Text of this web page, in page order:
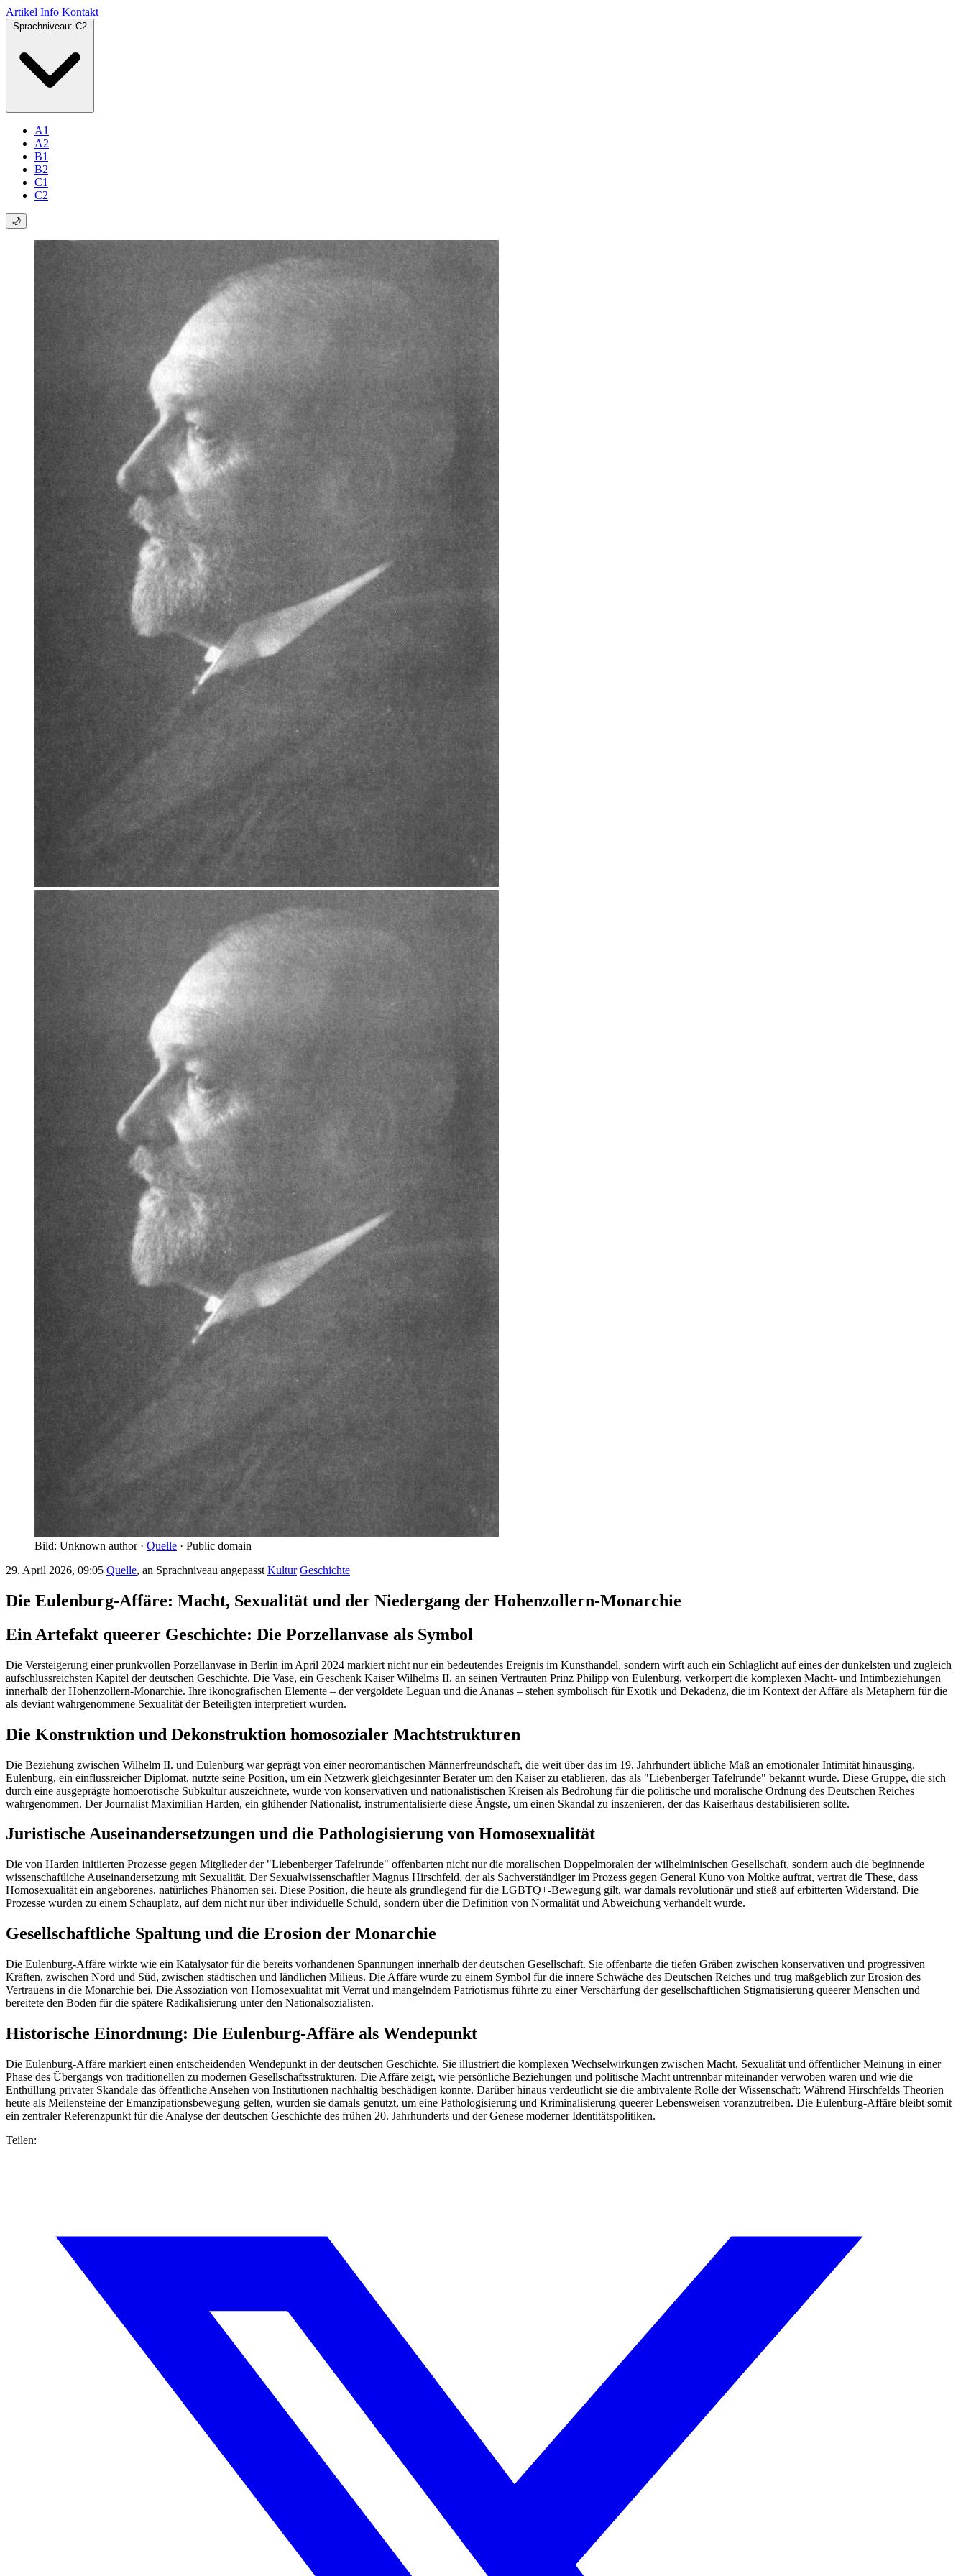
Artikel Info Kontakt
Sprachniveau: C2
A1
A2
B1
B2
C1
C2
🌙
Bild: Unknown author · Quelle · Public domain
29. April 2026, 09:05 Quelle, an Sprachniveau angepasst Kultur Geschichte
Die Eulenburg-Affäre: Macht, Sexualität und der Niedergang der Hohenzollern-Monarchie
Ein Artefakt queerer Geschichte: Die Porzellanvase als Symbol
Die Versteigerung einer prunkvollen Porzellanvase in Berlin im April 2024 markiert nicht nur ein bedeutendes Ereignis im Kunsthandel, sondern wirft auch ein Schlaglicht auf eines der dunkelsten und zugleich
aufschlussreichsten Kapitel der deutschen Geschichte. Die Vase, ein Geschenk Kaiser Wilhelms II. an seinen Vertrauten Prinz Philipp von Eulenburg, verkörpert die komplexen Macht- und Intimbeziehungen
innerhalb der Hohenzollern-Monarchie. Ihre ikonografischen Elemente – der vergoldete Leguan und die Ananas – stehen symbolisch für Exotik und Dekadenz, die im Kontext der Affäre als Metaphern für die
als deviant wahrgenommene Sexualität der Beteiligten interpretiert wurden.
Die Konstruktion und Dekonstruktion homosozialer Machtstrukturen
Die Beziehung zwischen Wilhelm II. und Eulenburg war geprägt von einer neoromantischen Männerfreundschaft, die weit über das im 19. Jahrhundert übliche Maß an emotionaler Intimität hinausging.
Eulenburg, ein einflussreicher Diplomat, nutzte seine Position, um ein Netzwerk gleichgesinnter Berater um den Kaiser zu etablieren, das als "Liebenberger Tafelrunde" bekannt wurde. Diese Gruppe, die sich
durch eine ausgeprägte homoerotische Subkultur auszeichnete, wurde von konservativen und nationalistischen Kreisen als Bedrohung für die politische und moralische Ordnung des Deutschen Reiches
wahrgenommen. Der Journalist Maximilian Harden, ein glühender Nationalist, instrumentalisierte diese Ängste, um einen Skandal zu inszenieren, der das Kaiserhaus destabilisieren sollte.
Juristische Auseinandersetzungen und die Pathologisierung von Homosexualität
Die von Harden initiierten Prozesse gegen Mitglieder der "Liebenberger Tafelrunde" offenbarten nicht nur die moralischen Doppelmoralen der wilhelminischen Gesellschaft, sondern auch die beginnende
wissenschaftliche Auseinandersetzung mit Sexualität. Der Sexualwissenschaftler Magnus Hirschfeld, der als Sachverständiger im Prozess gegen General Kuno von Moltke auftrat, vertrat die These, dass
Homosexualität ein angeborenes, natürliches Phänomen sei. Diese Position, die heute als grundlegend für die LGBTQ+-Bewegung gilt, war damals revolutionär und stieß auf erbitterten Widerstand. Die
Prozesse wurden zu einem Schauplatz, auf dem nicht nur über individuelle Schuld, sondern über die Definition von Normalität und Abweichung verhandelt wurde.
Gesellschaftliche Spaltung und die Erosion der Monarchie
Die Eulenburg-Affäre wirkte wie ein Katalysator für die bereits vorhandenen Spannungen innerhalb der deutschen Gesellschaft. Sie offenbarte die tiefen Gräben zwischen konservativen und progressiven
Kräften, zwischen Nord und Süd, zwischen städtischen und ländlichen Milieus. Die Affäre wurde zu einem Symbol für die innere Schwäche des Deutschen Reiches und trug maßgeblich zur Erosion des
Vertrauens in die Monarchie bei. Die Assoziation von Homosexualität mit Verrat und mangelndem Patriotismus führte zu einer Verschärfung der gesellschaftlichen Stigmatisierung queerer Menschen und
bereitete den Boden für die spätere Radikalisierung unter den Nationalsozialisten.
Historische Einordnung: Die Eulenburg-Affäre als Wendepunkt
Die Eulenburg-Affäre markiert einen entscheidenden Wendepunkt in der deutschen Geschichte. Sie illustriert die komplexen Wechselwirkungen zwischen Macht, Sexualität und öffentlicher Meinung in einer
Phase des Übergangs von traditionellen zu modernen Gesellschaftsstrukturen. Die Affäre zeigt, wie persönliche Beziehungen und politische Macht untrennbar miteinander verwoben waren und wie die
Enthüllung privater Skandale das öffentliche Ansehen von Institutionen nachhaltig beschädigen konnte. Darüber hinaus verdeutlicht sie die ambivalente Rolle der Wissenschaft: Während Hirschfelds Theorien
heute als Meilensteine der Emanzipationsbewegung gelten, wurden sie damals genutzt, um eine Pathologisierung und Kriminalisierung queerer Lebensweisen voranzutreiben. Die Eulenburg-Affäre bleibt somit
ein zentraler Referenzpunkt für die Analyse der deutschen Geschichte des frühen 20. Jahrhunderts und der Genese moderner Identitätspolitiken.
Teilen: